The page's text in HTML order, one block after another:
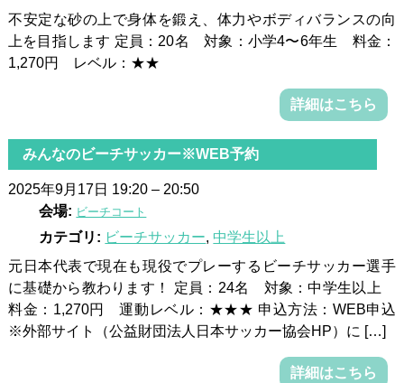
不安定な砂の上で身体を鍛え、体力やボディバランスの向
上を目指します 定員：20名 対象：小学4〜6年生 料金：
1,270円 レベル：★★
詳細はこちら
みんなのビーチサッカー※WEB予約
2025年9月17日 19:20– 20:50
会場: ビーチコート
カテゴリ: ビーチサッカー, 中学生以上
元日本代表で現在も現役でプレーするビーチサッカー選手
に基礎から教わります！ 定員：24名 対象：中学生以上
料金：1,270円 運動レベル：★★★ 申込方法：WEB申込
※外部サイト（公益財団法人日本サッカー協会HP）に […]
詳細はこちら